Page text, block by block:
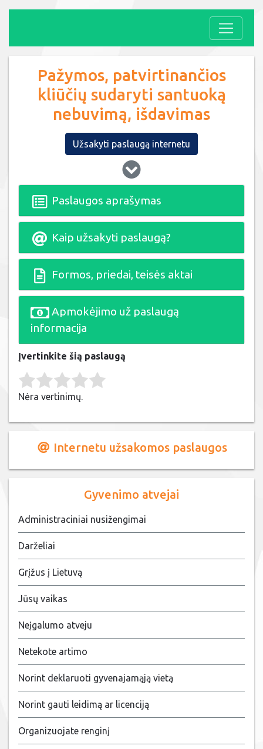
Pažymos, patvirtinančios
kliūčių sudaryti santuoką
nebuvimą, išdavimas
Užsakyti paslaugą internetu
Paslaugos aprašymas
Kaip užsakyti paslaugą?
Formos, priedai, teisės aktai
Apmokėjimo už paslaugą
informacija
Įvertinkite šią paslaugą
Rate this item:
Nėra vertinimų.
Internetu užsakomos paslaugos
Gyvenimo atvejai
Administraciniai nusižengimai
Darželiai
Grįžus į Lietuvą
Jūsų vaikas
Neįgalumo atveju
Netekote artimo
Norint deklaruoti gyvenajamąją vietą
Norint gauti leidimą ar licenciją
Organizuojate renginį